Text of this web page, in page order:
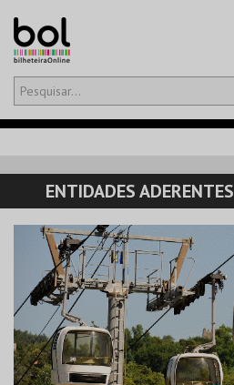
Olá,iniciar sessão
CARRINHO
EVENTOS
CARTÕES
PRODUTOS
ENTIDADES ADERENTES